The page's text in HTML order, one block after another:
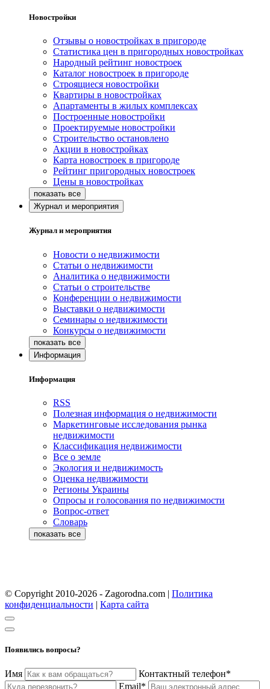
Новостройки
Отзывы о новостройках в пригороде
Статистика цен в пригородных новостройках
Народный рейтинг новостроек
Каталог новостроек в пригороде
Строящиеся новостройки
Квартиры в новостройках
Апартаменты в жилых комплексах
Построенные новостройки
Проектируемые новостройки
Строительство остановлено
Акции в новостройках
Карта новостроек в пригороде
Рейтинг пригородных новостроек
Цены в новостройках
Журнал и мероприятия
Журнал и мероприятия
Новости о недвижимости
Статьи о недвижимости
Аналитика о недвижимости
Статьи о строительстве
Конференции о недвижимости
Выставки о недвижимости
Семинары о недвижимости
Конкурсы о недвижимости
Информация
Информация
RSS
Полезная информация о недвижимости
Маркетинговые исследования рынка
недвижимости
Классификация недвижимости
Все о земле
Экология и недвижимость
Оценка недвижимости
Регионы Украины
Опросы и голосования по недвижимости
Вопрос-ответ
Словарь
© Copyright 2010-2026 - Zagorodna.com | Политика
конфиденциальности | Карта сайта
Появились вопросы?
Имя
Контактный телефон*
Email*